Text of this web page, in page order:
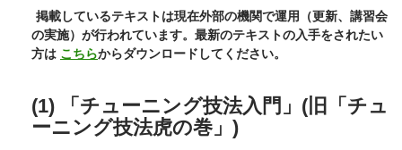
掲載しているテキストは現在外部の機関で運用（更新、講習会
の実施）が行われています。最新のテキストの入手をされたい
方は こちらからダウンロードしてください。
(1) 「チューニング技法入門」(旧「チュ
ーニング技法虎の巻」)